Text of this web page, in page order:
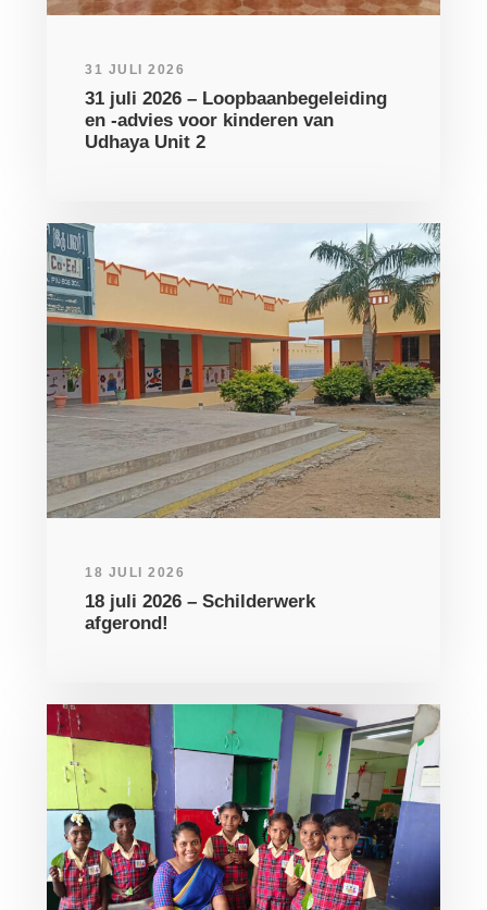
31 JULI 2026
31 juli 2026 – Loopbaanbegeleiding
en -advies voor kinderen van
Udhaya Unit 2
18 JULI 2026
18 juli 2026 – Schilderwerk
afgerond!